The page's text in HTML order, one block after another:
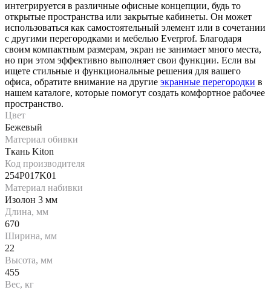
интегрируется в различные офисные концепции, будь то
открытые пространства или закрытые кабинеты. Он может
использоваться как самостоятельный элемент или в сочетании
с другими перегородками и мебелью Everprof. Благодаря
своим компактным размерам, экран не занимает много места,
но при этом эффективно выполняет свои функции. Если вы
ищете стильные и функциональные решения для вашего
офиса, обратите внимание на другие экранные перегородки в
нашем каталоге, которые помогут создать комфортное рабочее
пространство.
Цвет
Бежевый
Материал обивки
Ткань Kiton
Код производителя
254P017K01
Материал набивки
Изолон 3 мм
Длина, мм
670
Ширина, мм
22
Высота, мм
455
Вес, кг